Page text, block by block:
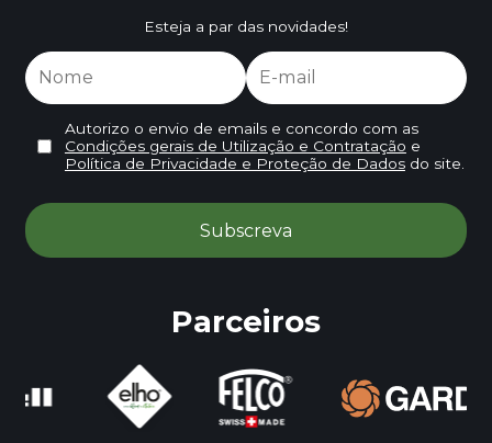
Esteja a par das novidades!
Autorizo o envio de emails e concordo com as
Condições gerais de Utilização e Contratação e
Política de Privacidade e Proteção de Dadosdo site.
Parceiros